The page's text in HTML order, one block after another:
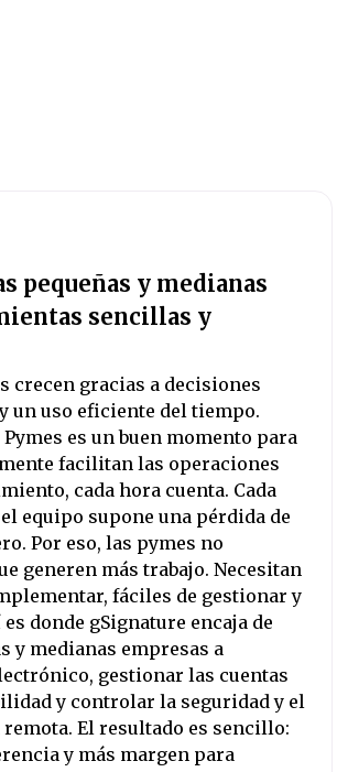
pequeñas y medianas
sencillas y
crecen gracias a decisiones
un uso eficiente del tiempo.
es un buen momento para
facilitan las operaciones
cada hora cuenta. Cada
equipo supone una pérdida de
Por eso, las pymes no
generen más trabajo. Necesitan
fáciles de gestionar y
donde gSignature encaja de
y medianas empresas a
gestionar las cuentas
y controlar la seguridad y el
El resultado es sencillo:
y más margen para